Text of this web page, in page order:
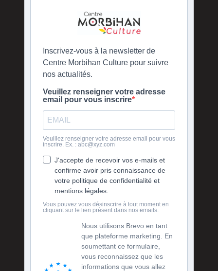
Inscrivez-vous à la newsletter de
Centre Morbihan Culture pour suivre
nos actualités.
Veuillez renseigner votre adresse
email pour vous inscrire
Veuillez renseigner votre adresse email pour vous
inscrire. Ex. : abc@xyz.com
J'accepte de recevoir vos e-mails et
confirme avoir pris connaissance de
votre politique de confidentialité et
mentions légales.
Vous pouvez vous désinscrire à tout moment en
cliquant sur le lien présent dans nos emails.
Nous utilisons Brevo en tant
que plateforme marketing. En
soumettant ce formulaire,
vous reconnaissez que les
informations que vous allez